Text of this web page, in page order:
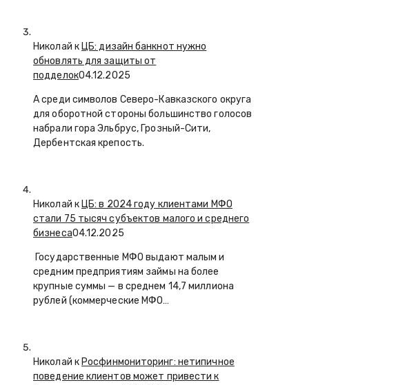
Николай к ЦБ: дизайн банкнот нужно
обновлять для защиты от
подделок04.12.2025
А среди символов Северо-Кавказского округа
для оборотной стороны большинство голосов
набрали гора Эльбрус, Грозный-Сити,
Дербентская крепость.
Николай к ЦБ: в 2024 году клиентами МФО
стали 75 тысяч субъектов малого и среднего
бизнеса04.12.2025
Государственные МФО выдают малым и
средним предприятиям займы на более
крупные суммы — в среднем 14,7 миллиона
рублей (коммерческие МФО…
Николай к Росфинмониторинг: нетипичное
поведение клиентов может привести к